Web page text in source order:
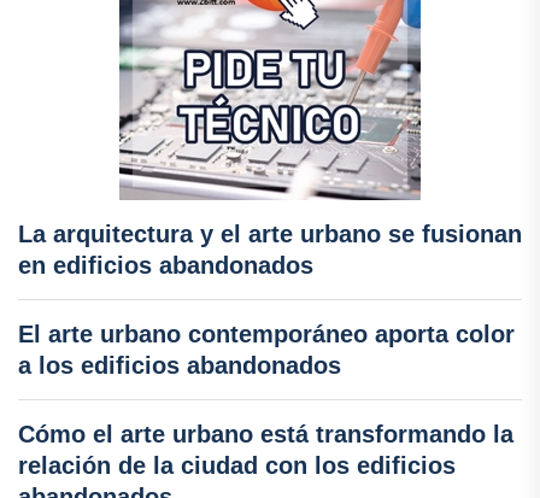
La arquitectura y el arte urbano se fusionan
en edificios abandonados
El arte urbano contemporáneo aporta color
a los edificios abandonados
Cómo el arte urbano está transformando la
relación de la ciudad con los edificios